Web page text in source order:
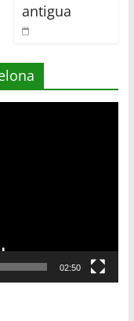
antigua
02:50